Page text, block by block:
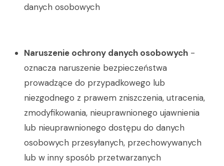
danych osobowych
Naruszenie ochrony danych osobowych -
oznacza naruszenie bezpieczeństwa
prowadzące do przypadkowego lub
niezgodnego z prawem zniszczenia, utracenia,
zmodyfikowania, nieuprawnionego ujawnienia
lub nieuprawnionego dostępu do danych
osobowych przesyłanych, przechowywanych
lub w inny sposób przetwarzanych